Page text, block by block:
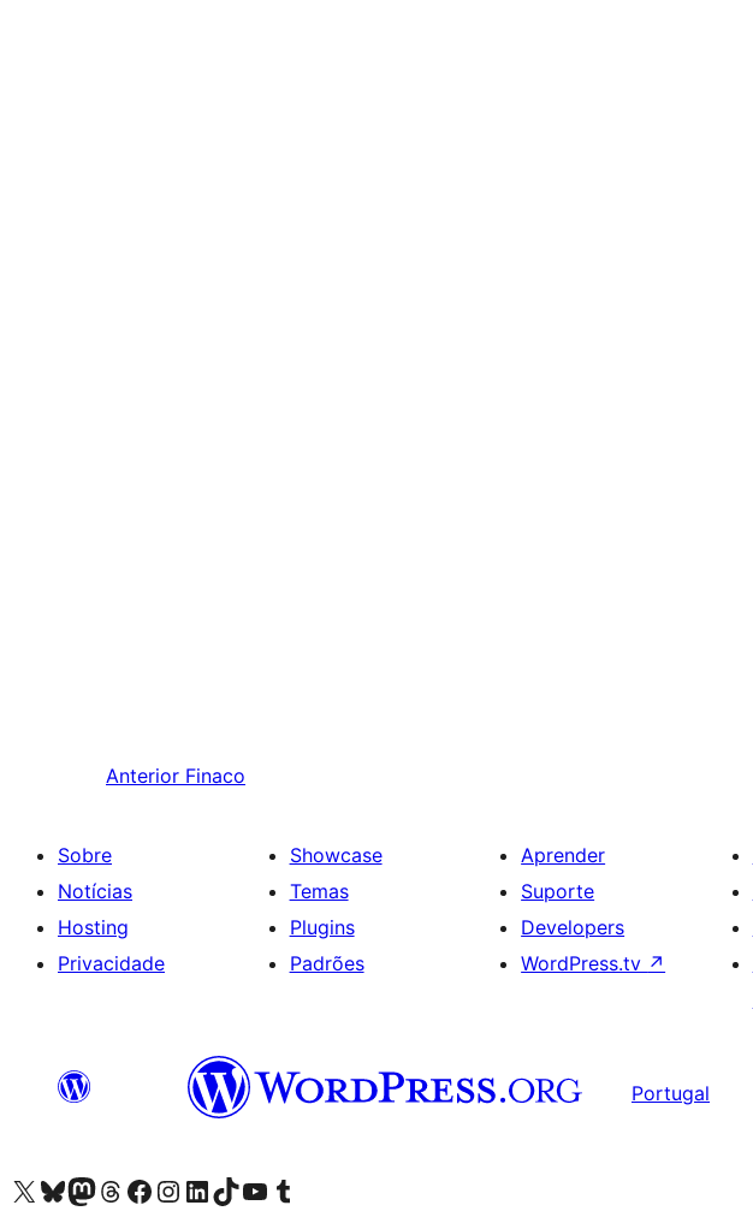
Anterior Finaco
Sobre
Notícias
Hosting
Privacidade
Showcase
Temas
Plugins
Padrões
Aprender
Suporte
Developers
WordPress.tv ↗
Portugal
Visite a nossa conta X (antigo Twitter)
Visit our Bluesky account
Visit our Mastodon account
Visit our Threads account
Visite a nossa página do Facebook
Visite a nossa conta no Instagram
Visite a nossa conta no LinkedIn
Visit our TikTok account
Visit our YouTube channel
Visit our Tumblr account